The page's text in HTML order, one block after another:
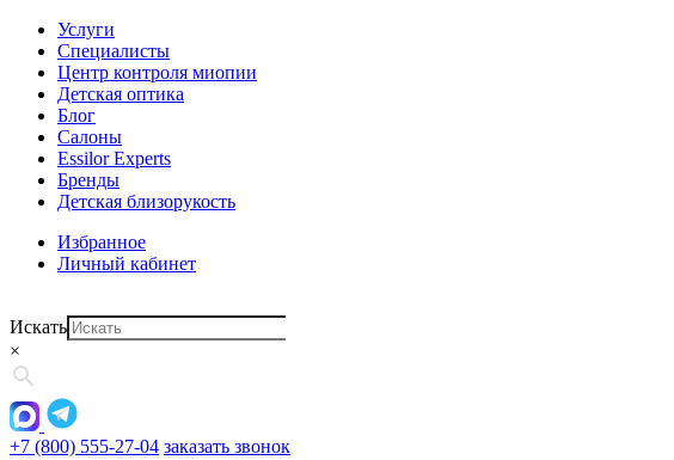
Услуги
Специалисты
Центр контроля миопии
Детская оптика
Блог
Салоны
Essilor Experts
Бренды
Детская близорукость
Избранное
Личный кабинет
Искать
×
+7 (800) 555-27-04 заказать звонок